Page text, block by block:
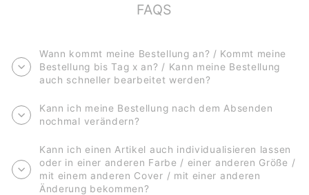
FAQS
Wann kommt meine Bestellung an? / Kommt meine
Bestellung bis Tag x an? / Kann meine Bestellung
auch schneller bearbeitet werden?
Kann ich meine Bestellung nach dem Absenden
nochmal verändern?
Kann ich einen Artikel auch individualisieren lassen
oder in einer anderen Farbe / einer anderen Größe /
mit einem anderen Cover / mit einer anderen
Änderung bekommen?